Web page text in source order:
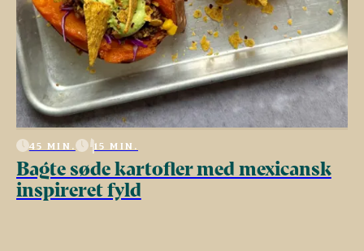
45 MIN. 15 MIN.
Bagte søde kartofler med mexicansk
inspireret fyld